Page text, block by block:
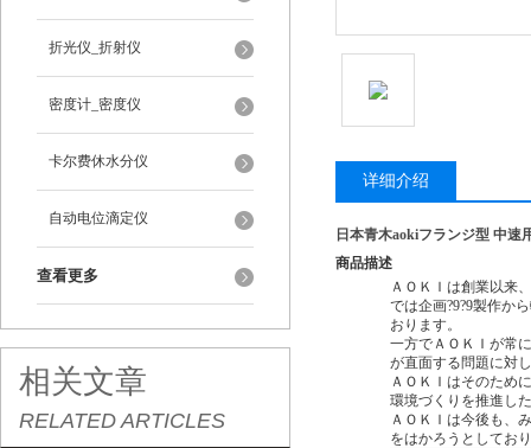
折光仪_折射仪
密度计_密度仪
卡尔费休水分仪
自动电位滴定仪
查看更多
相关文章
RELATED ARTICLES
详细介绍
日本青木aokiフランジ型 中速
商品描述
ＡＯＫＩは創業以来
では企画?9?9製作か
おります。
一方でＡＯＫＩが常
が直面する問題に対
ＡＯＫＩはそのため
環境づくりを推進し
ＡＯＫＩは今後も、
をはかろうとしてお